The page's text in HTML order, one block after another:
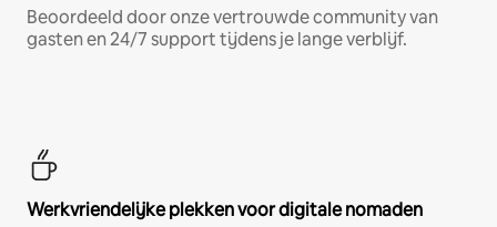
Beoordeeld door onze vertrouwde community van
gasten en 24/7 support tijdens je lange verblijf.
Werkvriendelijke plekken voor digitale nomaden